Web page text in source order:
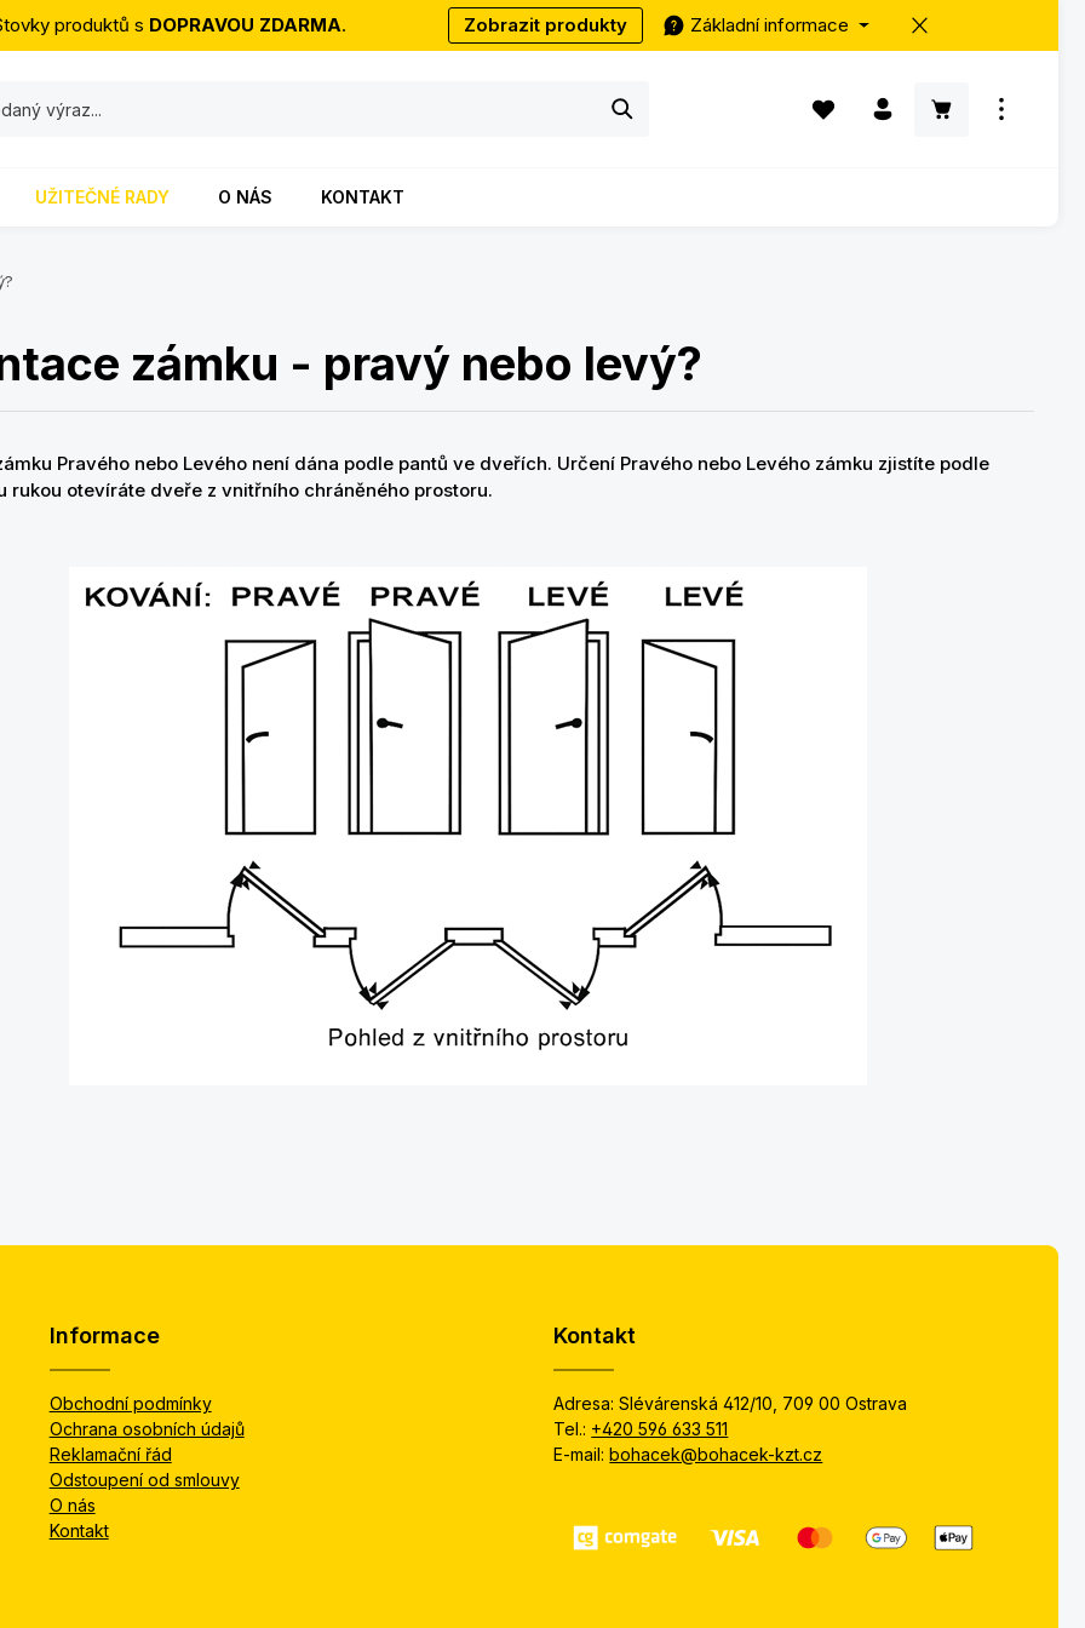
produktů s DOPRAVOU ZDARMA. Zobrazit produkty Základní informace
Máte 0 položky v seznamu přání
Nákupní košík
UŽITEČNÉ RADY O NÁS KONTAKT
zámku - pravý nebo levý?
Pravého nebo Levého není dána podle pantů ve dveřích. Určení Pravého nebo Levého zámku zjistíte podle
rukou otevíráte dveře z vnitřního chráněného prostoru.
Informace
Obchodní podmínky
Ochrana osobních údajů
Reklamační řád
Odstoupení od smlouvy
O nás
Kontakt
Kontakt
Adresa: Slévárenská 412/10, 709 00 Ostrava
Tel.: +420 596 633 511
E-mail:bohacek@bohacek-kzt.cz